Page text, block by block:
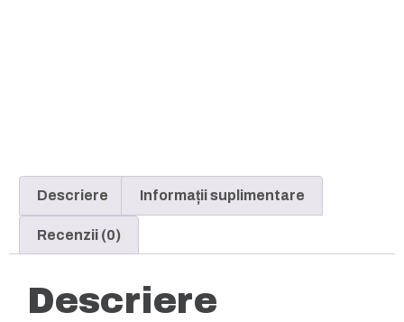
Descriere Informații suplimentare
Recenzii (0)
Descriere